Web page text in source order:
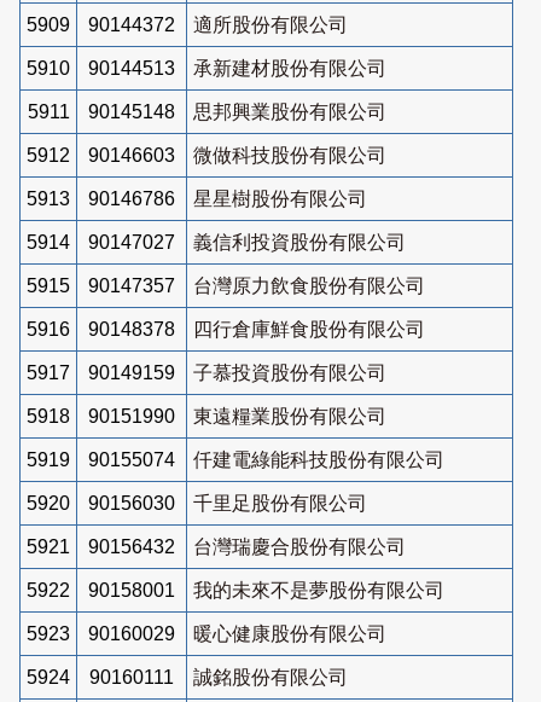
5909 90144372 適所股份有限公司
5910 90144513 承新建材股份有限公司
5911 90145148 思邦興業股份有限公司
5912 90146603 微做科技股份有限公司
5913 90146786 星星樹股份有限公司
5914 90147027 義信利投資股份有限公司
5915 90147357 台灣原力飲食股份有限公司
5916 90148378 四行倉庫鮮食股份有限公司
5917 90149159 子慕投資股份有限公司
5918 90151990 東遠糧業股份有限公司
5919 90155074 仟建電綠能科技股份有限公司
5920 90156030 千里足股份有限公司
5921 90156432 台灣瑞慶合股份有限公司
5922 90158001 我的未來不是夢股份有限公司
5923 90160029 暖心健康股份有限公司
5924 90160111 誠銘股份有限公司